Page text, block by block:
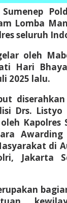
Sumenep
Lomba
seluruh
oleh
Hari
2025 lalu.
Drs.
Kapolres
Awarding
di
Jakarta